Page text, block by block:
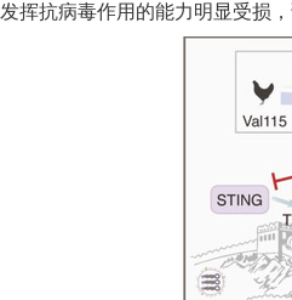
发挥抗病毒作用的能力明显受损